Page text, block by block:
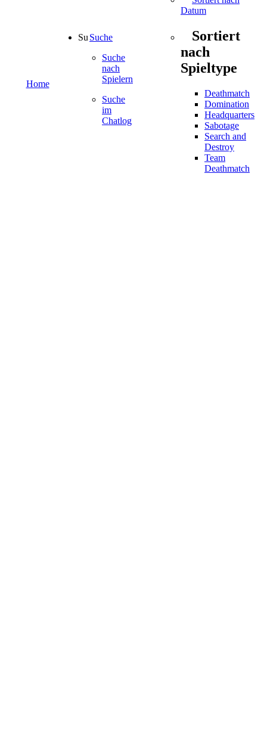
Home
Suche
Suche
nach
Spielern
Suche
im
Chatlog
Datum
Sortiert
nach
Spieltype
Deathmatch
Domination
Headquarters
Sabotage
Search and
Destroy
Team
Deathmatch